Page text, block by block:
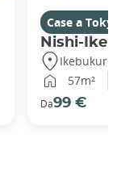
Case a Tokyo
Nishi-
Ikebukuro,
57m²
Da99 €